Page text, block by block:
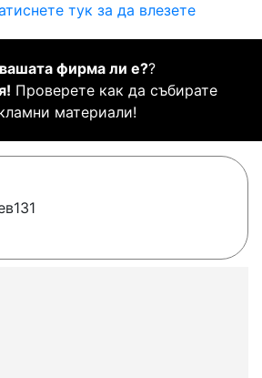
тук за да влезете
фирма ли е??
Проверете как да събирате
материали!